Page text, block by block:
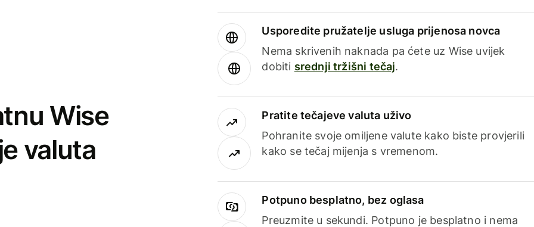
Wise
valuta
Usporedite pružatelje usluga prijenosa novca
Nema skrivenih naknada pa ćete uz Wise uvijek
dobiti srednji tržišni tečaj.
Pratite tečajeve valuta uživo
Pohranite svoje omiljene valute kako biste provjerili
kako se tečaj mijenja s vremenom.
Potpuno besplatno, bez oglasa
Preuzmite u sekundi. Potpuno je besplatno i nema